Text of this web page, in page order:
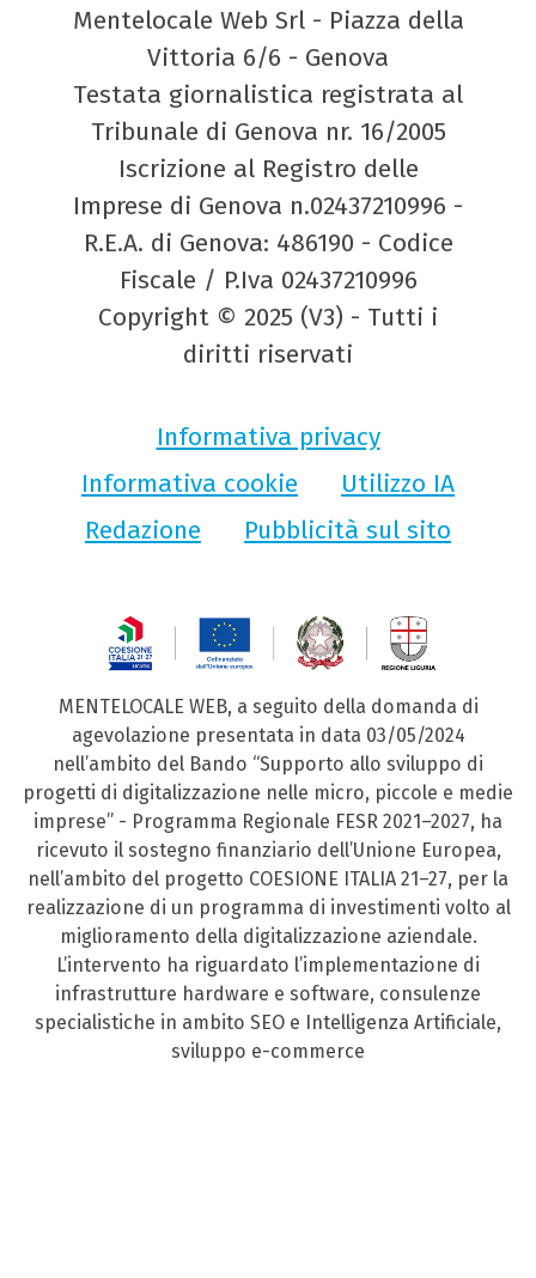
Mentelocale Web Srl - Piazza della
Vittoria 6/6 - Genova
Testata giornalistica registrata al
Tribunale di Genova nr. 16/2005
Iscrizione al Registro delle
Imprese di Genova n.02437210996 -
R.E.A. di Genova: 486190 - Codice
Fiscale / P.Iva 02437210996
Copyright © 2025 (V3) - Tutti i
diritti riservati
Informativa privacy
Informativa cookie
Utilizzo IA
Redazione
Pubblicità sul sito
MENTELOCALE WEB, a seguito della domanda di
agevolazione presentata in data 03/05/2024
nell’ambito del Bando “Supporto allo sviluppo di
progetti di digitalizzazione nelle micro, piccole e medie
imprese” - Programma Regionale FESR 2021–2027, ha
ricevuto il sostegno finanziario dell’Unione Europea,
nell’ambito del progetto COESIONE ITALIA 21–27, per la
realizzazione di un programma di investimenti volto al
miglioramento della digitalizzazione aziendale.
L’intervento ha riguardato l’implementazione di
infrastrutture hardware e software, consulenze
specialistiche in ambito SEO e Intelligenza Artificiale,
sviluppo e-commerce